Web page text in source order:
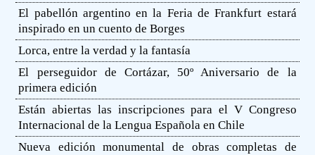
El pabellón argentino en la Feria de Frankfurt estará
inspirado en un cuento de Borges
Lorca, entre la verdad y la fantasía
El perseguidor de Cortázar, 50º Aniversario de la
primera edición
Están abiertas las inscripciones para el V Congreso
Internacional de la Lengua Española en Chile
Nueva edición monumental de obras completas de